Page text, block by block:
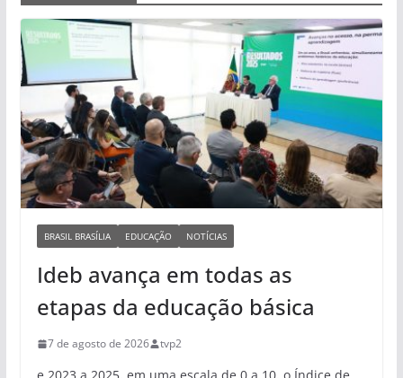
BRASIL BRASÍLIA EDUCAÇÃO NOTÍCIAS
Ideb avança em todas as
etapas da educação básica
7 de agosto de 2026 tvp2